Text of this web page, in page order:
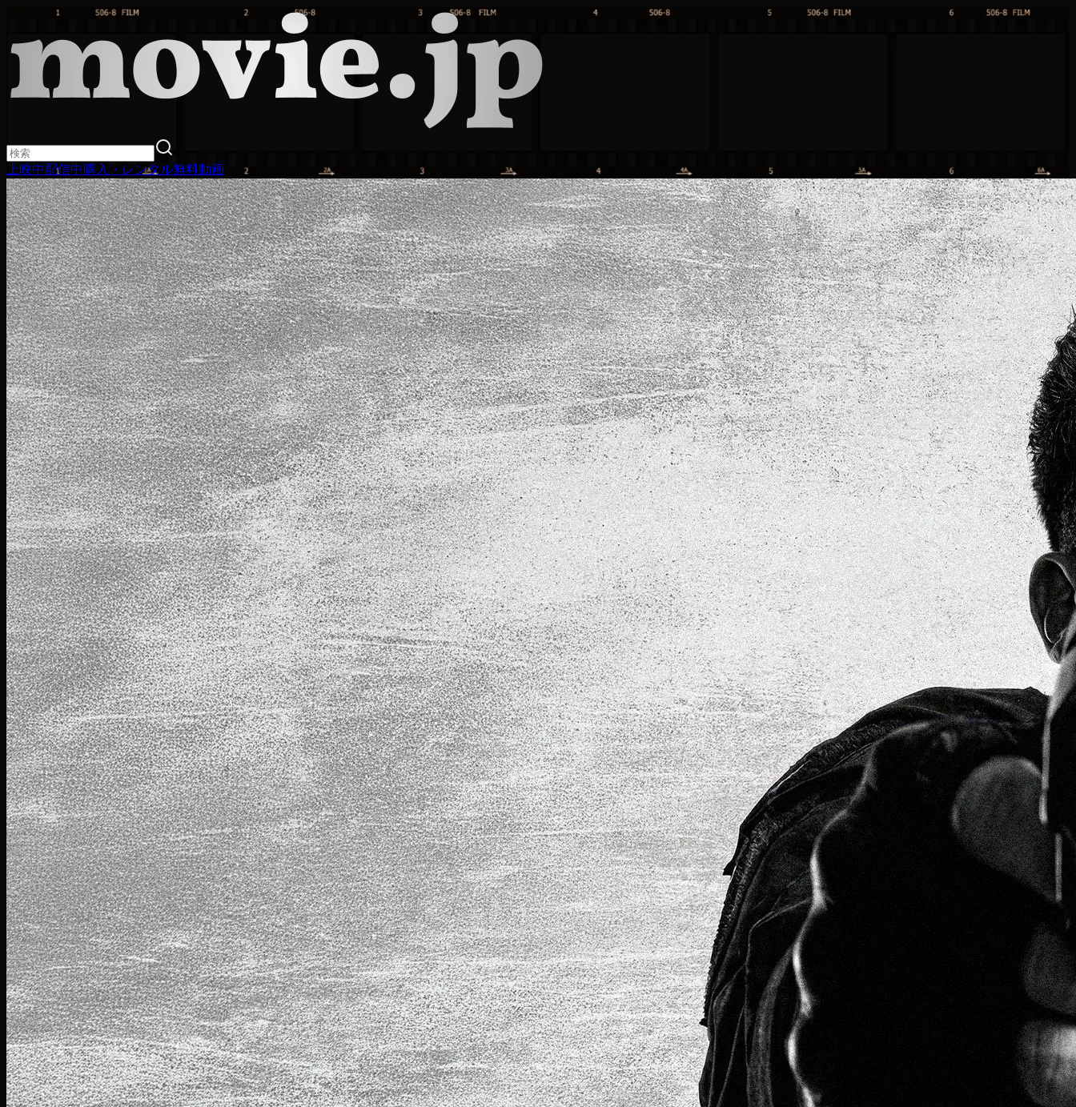
上映中配信中購入・レンタル無料動画